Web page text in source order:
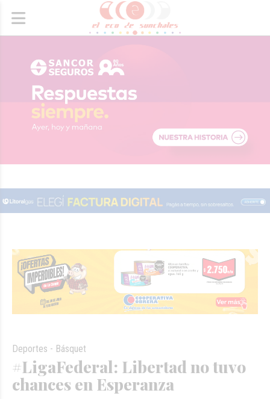
#LigaFederal: Libertad no tuvo
chances en Esperanza
Deportes - Básquet